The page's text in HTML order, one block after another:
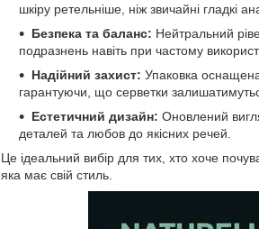
шкіру ретельніше, ніж звичайні гладкі
Безпека та баланс: Нейтральний
подразнень навіть при частому
Надійний захист: Упаковка
гарантуючи, що серветки
Естетичний дизайн: Оновлений
деталей та любов до якісних речей.
Це ідеальний вибір для тих, хто хоче
яка має свій стиль.